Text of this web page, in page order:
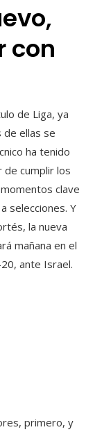
con
de Liga, ya
de ellas se
ha tenido
cumplir los
clave
selecciones. Y
la nueva
mañana en el
ante Israel.
primero, y